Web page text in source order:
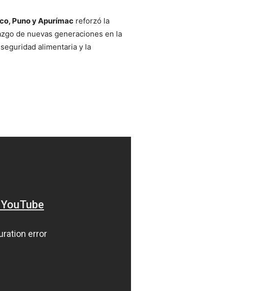
Puno y Apurímac reforzó la
de nuevas generaciones en la
alimentaria y la